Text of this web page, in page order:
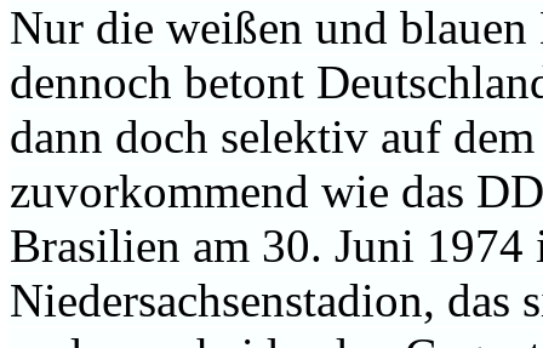
Nur die weißen und
dennoch betont
dann doch selektiv auf
zuvorkommend wie das
Brasilien am 30. Juni 1974
Niedersachsenstadion, das